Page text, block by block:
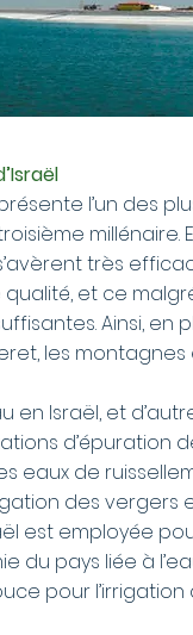
l’un des
millénaire.
très
et ce
Ainsi, en
les
en Israël, et
d’épuration
eaux de
des vergers
est employée
pays liée à
pour l’irrigation